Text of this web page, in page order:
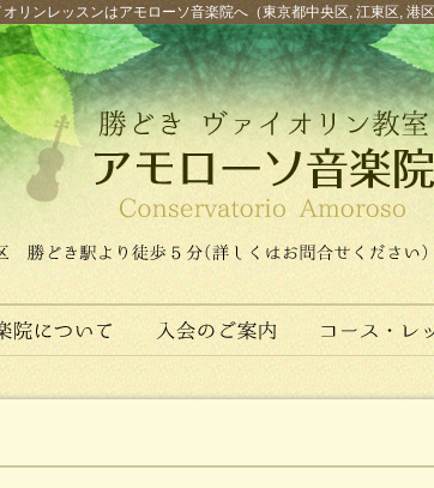
リンレッスンはアモローソ音楽院へ（東京都中央区, 江東区, 港